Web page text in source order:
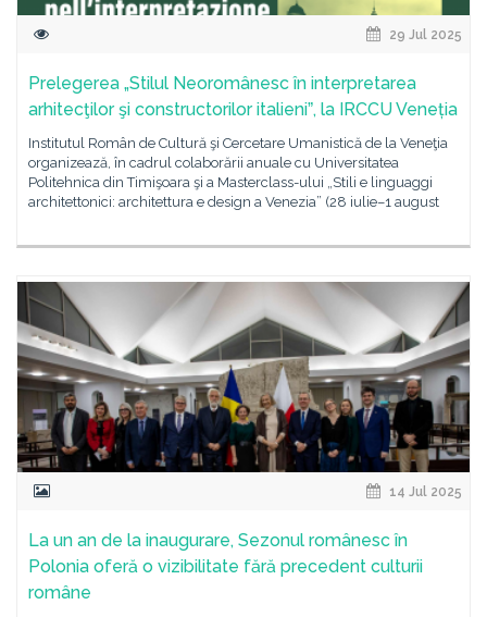
29 Jul 2025
Prelegerea „Stilul Neoromânesc în interpretarea
arhitecţilor şi constructorilor italieniˮ, la IRCCU Veneția
Institutul Român de Cultură şi Cercetare Umanistică de la Veneţia
organizează, în cadrul colaborării anuale cu Universitatea
Politehnica din Timişoara şi a Masterclass-ului „Stili e linguaggi
architettonici: architettura e design a Venezia” (28 iulie–1 august
14 Jul 2025
La un an de la inaugurare, Sezonul românesc în
Polonia oferă o vizibilitate fără precedent culturii
române